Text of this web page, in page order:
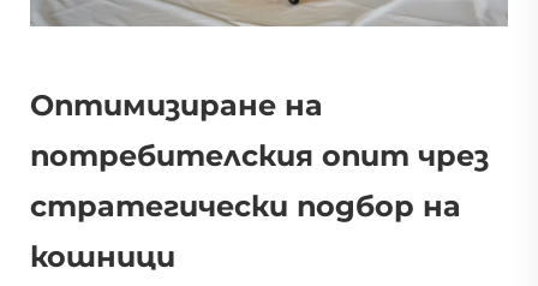
Оптимизиране на
потребителския опит чрез
стратегически подбор на
кошници